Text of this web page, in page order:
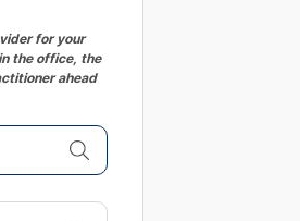
for your
the office, the
ahead